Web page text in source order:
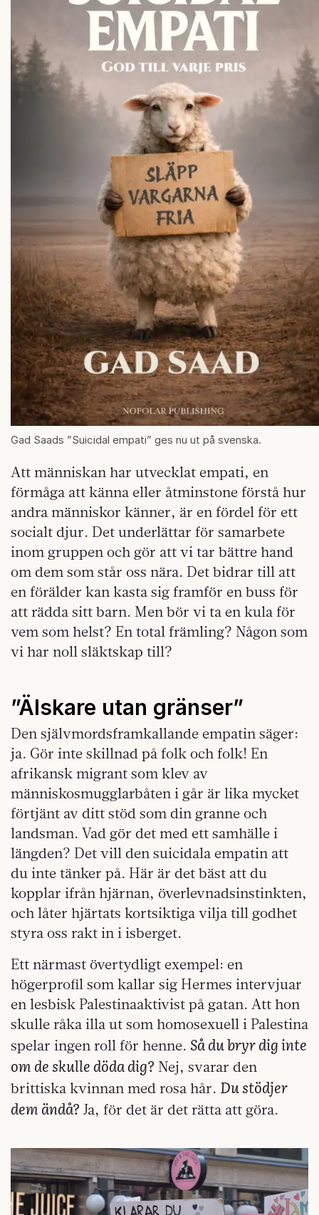
Gad Saads ”Suicidal empati” ges nu ut på svenska.
Att människan har utvecklat empati, en
förmåga att känna eller åtminstone förstå hur
andra människor känner, är en fördel för ett
socialt djur. Det underlättar för samarbete
inom gruppen och gör att vi tar bättre hand
om dem som står oss nära. Det bidrar till att
en förälder kan kasta sig framför en buss för
att rädda sitt barn. Men bör vi ta en kula för
vem som helst? En total främling? Någon som
vi har noll släktskap till?
”Älskare utan gränser”
Den självmordsframkallande empatin säger:
ja. Gör inte skillnad på folk och folk! En
afrikansk migrant som klev av
människosmugglarbåten i går är lika mycket
förtjänt av ditt stöd som din granne och
landsman. Vad gör det med ett samhälle i
längden? Det vill den suicidala empatin att
du inte tänker på. Här är det bäst att du
kopplar ifrån hjärnan, överlevnadsinstinkten,
och låter hjärtats kortsiktiga vilja till godhet
styra oss rakt in i isberget.
Ett närmast övertydligt exempel: en
högerprofil som kallar sig Hermes intervjuar
en lesbisk Palestinaaktivist på gatan. Att hon
skulle råka illa ut som homosexuell i Palestina
spelar ingen roll för henne. Så du bryr dig inte
om de skulle döda dig? Nej, svarar den
brittiska kvinnan med rosa hår. Du stödjer
dem ändå? Ja, för det är det rätta att göra.